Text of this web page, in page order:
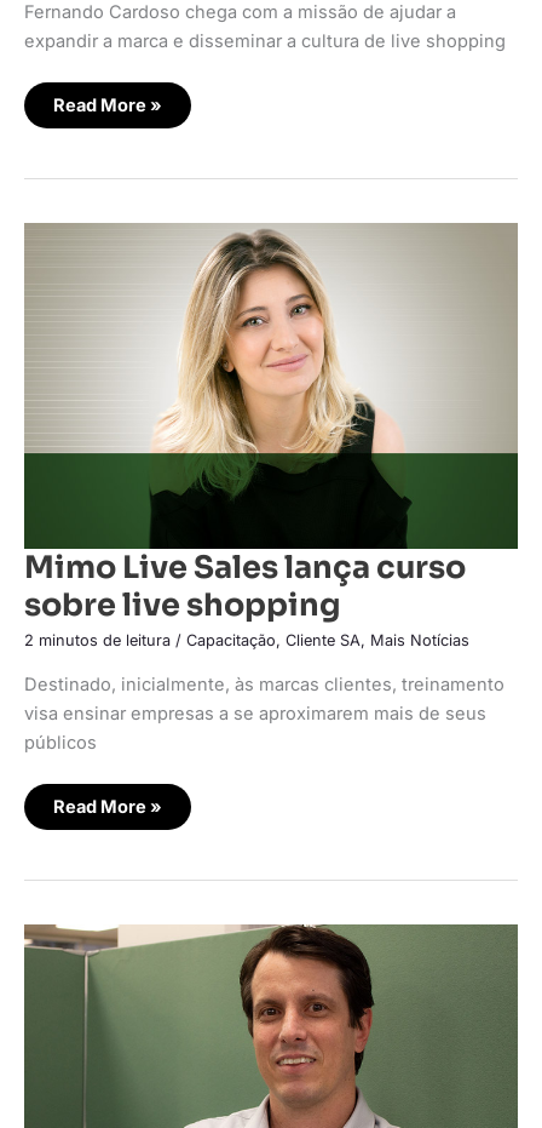
Fernando Cardoso chega com a missão de ajudar a
expandir a marca e disseminar a cultura de live shopping
Read More »
Mimo Live Sales lança curso
sobre live shopping
2 minutos de leitura / Capacitação, Cliente SA, Mais Notícias
Destinado, inicialmente, às marcas clientes, treinamento
visa ensinar empresas a se aproximarem mais de seus
públicos
Read More »
MRV
amplia
interatividade
consumidores